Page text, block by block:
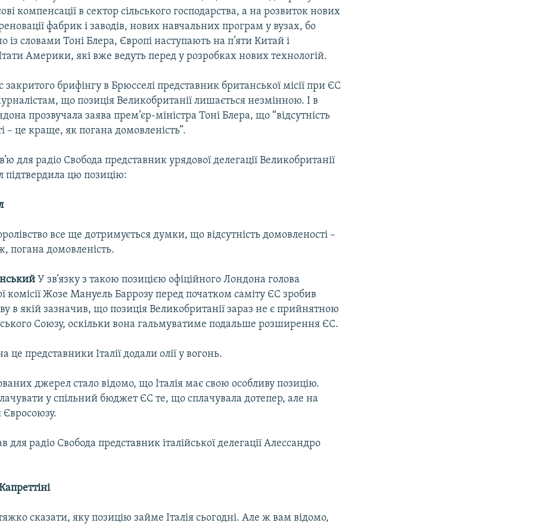
компенсації в сектор сільського господарства, а на розвиток нових
фабрик і заводів, нових навчальних програм у вузах, бо
із словами Тоні Блера, Європі наступають на п’яти Китай і
Америки, які вже ведуть перед у розробках нових технологій.
закритого брифінгу в Брюсселі представник британської місії при ЄС
що позиція Великобританії лишається незмінною. І в
прозвучала заява прем’єр-міністра Тоні Блера, що “відсутність
– це краще, як погана домовленість”.
для радіо Свобода представник урядової делегації Великобританії
цю позицію:
все ще дотримується думки, що відсутність домовленості –
погана домовленість.
У зв’язку з такою позицією офіційного Лондона голова
комісії Жозе Мануель Баррозу перед початком саміту ЄС зробив
в якій зазначив, що позиція Великобританії зараз не є прийнятною
Союзу, оскільки вона гальмуватиме подальше розширення ЄС.
це представники Італії додали олії у вогонь.
джерел стало відомо, що Італія має свою особливу позицію.
у спільний бюджет ЄС те, що сплачувала дотепер, але на
для радіо Свобода представник італійської делегації Алессандро
сказати, яку позицію займе Італія сьогодні. Але ж вам відомо,